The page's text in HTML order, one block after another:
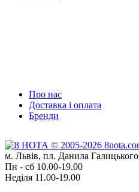
Про нас
Доставка і оплата
Бренди
м. Львів, пл. Данила
Пн - сб 10.00-19.00
Неділя 11.00-19.00